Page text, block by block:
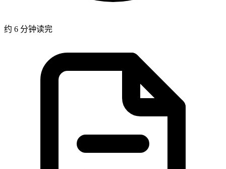
约 6 分钟读完